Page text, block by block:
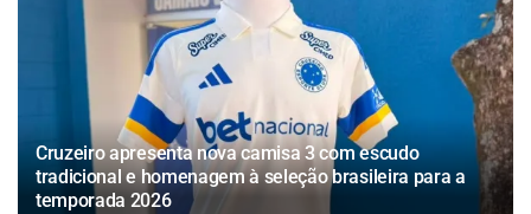
Cruzeiro apresenta nova camisa 3 com escudo
tradicional e homenagem à seleção brasileira para a
temporada 2026